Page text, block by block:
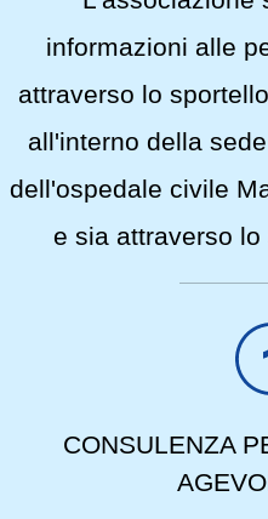
informazioni alle
attraverso lo
all'interno della
dell'ospedale civile
e sia attraverso
CONSULENZA